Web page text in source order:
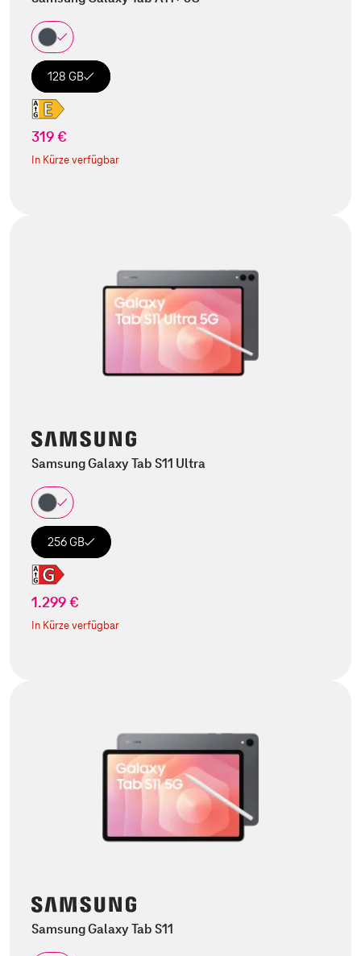
128 GB
319 €
In Kürze verfügbar
Samsung Galaxy Tab S11 Ultra
256 GB
1.299 €
In Kürze verfügbar
Samsung Galaxy Tab S11